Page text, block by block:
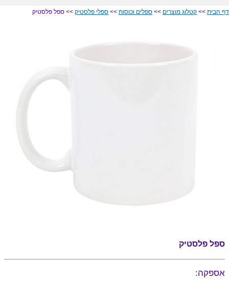
דף הבית >> קטלוג מוצרים >> ספלים וכוסות >> ספלי פלסטיק >> ספל פלסטיק
ספל פלסטיק
אספקה: